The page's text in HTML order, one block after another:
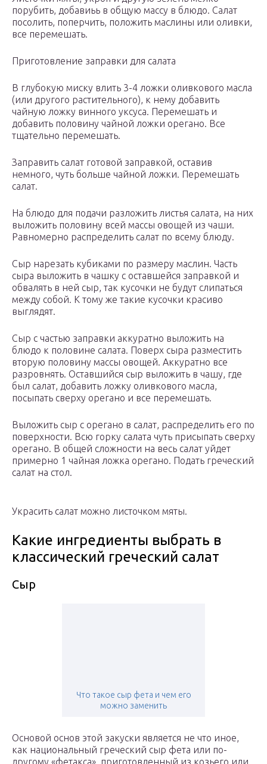
порубить, добавиьь в общую массу в блюдо. Салат
посолить, поперчить, положить маслины или оливки,
все перемешать.
Приготовление заправки для салата
В глубокую миску влить 3-4 ложки оливкового масла
(или другого растительного), к нему добавить
чайную ложку винного уксуса. Перемешать и
добавить половину чайной ложки орегано. Все
тщательно перемешать.
Заправить салат готовой заправкой, оставив
немного, чуть больше чайной ложки. Перемешать
салат.
На блюдо для подачи разложить листья салата, на них
выложить половину всей массы овощей из чаши.
Равномерно распределить салат по всему блюду.
Сыр нарезать кубиками по размеру маслин. Часть
сыра выложить в чашку с оставшейся заправкой и
обвалять в ней сыр, так кусочки не будут слипаться
между собой. К тому же такие кусочки красиво
выглядят.
Сыр с частью заправки аккуратно выложить на
блюдо к половине салата. Поверх сыра разместить
вторую половину массы овощей. Аккуратно все
разровнять. Оставшийся сыр выложить в чашу, где
был салат, добавить ложку оливкового масла,
посыпать сверху орегано и все перемешать.
Выложить сыр с орегано в салат, распределить его по
поверхности. Всю горку салата чуть присыпать сверху
орегано. В общей сложности на весь салат уйдет
примерно 1 чайная ложка орегано. Подать греческий
салат на стол.
Украсить салат можно листочком мяты.
Какие ингредиенты выбрать в
классический греческий салат
Сыр
Что такое сыр фета и чем его
можно заменить
Основой основ этой закуски является не что иное,
как национальный греческий сыр фета или по-
другому «фетакса», приготовленный из козьего или